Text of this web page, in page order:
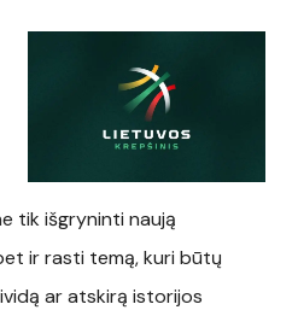
tik išgryninti naują
ir rasti temą, kuri būtų
ar atskirą istorijos